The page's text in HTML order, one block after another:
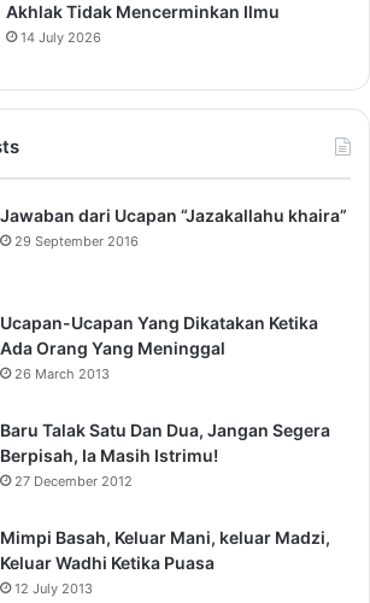
Akhlak Tidak Mencerminkan Ilmu
14 July 2026
Jawaban dari Ucapan “Jazakallahu khaira”
29 September 2016
Ucapan-Ucapan Yang Dikatakan Ketika
Ada Orang Yang Meninggal
26 March 2013
Baru Talak Satu Dan Dua, Jangan Segera
Berpisah, Ia Masih Istrimu!
27 December 2012
Mimpi Basah, Keluar Mani, keluar Madzi,
Keluar Wadhi Ketika Puasa
12 July 2013